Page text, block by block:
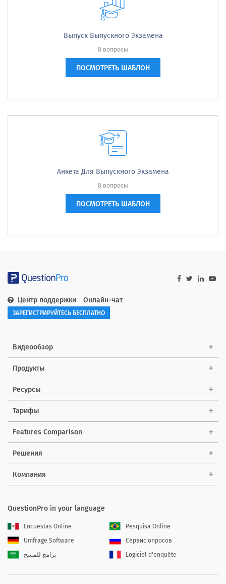
Выпуск Выпускного Экзамена
8 вопросы
ПОСМОТРЕТЬ ШАБЛОН
Анкета Для Выпускного Экзамена
8 вопросы
ПОСМОТРЕТЬ ШАБЛОН
Центр поддержки Онлайн-чат
ЗАРЕГИСТРИРУЙТЕСЬ БЕСПЛАТНО
Видеообзор
Продукты
Ресурсы
Тарифы
Features Comparison
Решения
Компания
QuestionPro in your language
Encuestas Online
Pesquisa Online
Umfrage Software
Сервис опросов
برامج للمسح
Logiciel d'enquête